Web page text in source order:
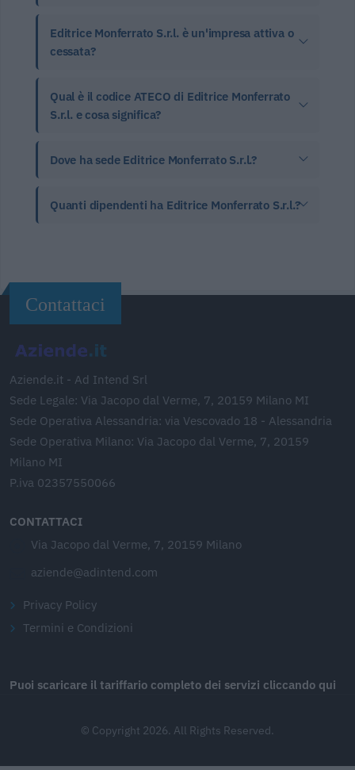
Editrice Monferrato S.r.l. è un'impresa attiva o
cessata?
Qual è il codice ATECO di Editrice Monferrato
S.r.l. e cosa significa?
Dove ha sede Editrice Monferrato S.r.l.?
Quanti dipendenti ha Editrice Monferrato S.r.l.?
Contattaci
Aziende.it - Ad Intend Srl
Sede Legale: Via Jacopo dal Verme, 7, 20159 Milano MI
Sede Operativa Alessandria: via Vescovado 18 - Alessandria
Sede Operativa Milano: Via Jacopo dal Verme, 7, 20159
Milano MI
P.iva 02357550066
CONTATTACI
Via Jacopo dal Verme, 7, 20159 Milano
aziende@adintend.com
Privacy Policy
Termini e Condizioni
Puoi scaricare il tariffario completo dei servizi cliccando qui
© Copyright 2026. All Rights Reserved.